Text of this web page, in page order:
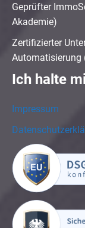
Geprüfter
Akademie)
Zertifizierter
Automatisierung
Ich halte
Impressum